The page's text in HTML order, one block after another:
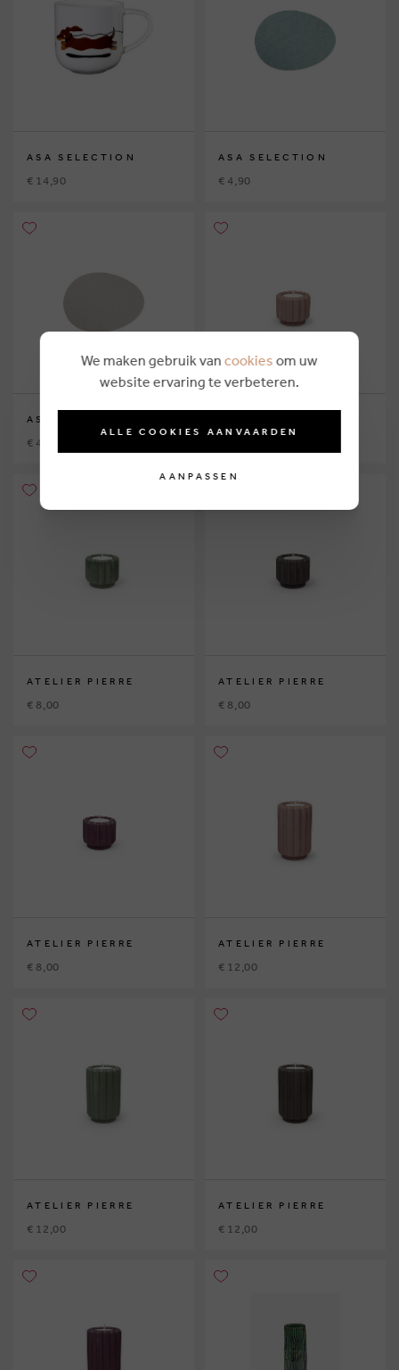
ASA SELECTION
€ 14,90
ASA SELECTION
€ 4,90
ASA SELECTION
€ 4,90
ATELIER PIERRE
€ 8,00
ATELIER PIERRE
€ 8,00
ATELIER PIERRE
€ 8,00
ATELIER PIERRE
€ 12,00
ATELIER PIERRE
€ 12,00
ATELIER PIERRE
€ 12,00
We maken gebruik van cookies om uw
website ervaring te verbeteren.
ALLE COOKIES AANVAARDEN
AANPASSEN